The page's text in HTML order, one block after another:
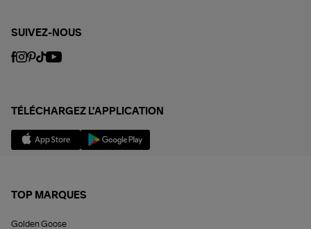
SUIVEZ-NOUS
TÉLÉCHARGEZ L'APPLICATION
TOP MARQUES
Golden Goose